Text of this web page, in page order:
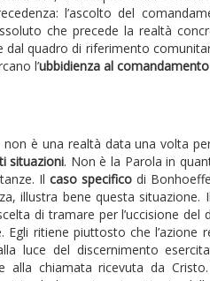
l’ascolto del
che precede la realtà
dal quadro di riferimento
l’ubbidienza al comandamento
non è una realtà data una volta
situazioni. Non è la Parola in
Il caso specificodi
illustra bene questa
di tramare per l’uccisione
ritiene piuttosto che l’azione
luce del discernimento
alla chiamata ricevuta da